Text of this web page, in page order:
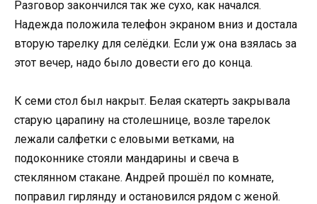
Разговор закончился так же сухо, как начался.
Надежда положила телефон экраном вниз и достала
вторую тарелку для селёдки. Если уж она взялась за
этот вечер, надо было довести его до конца.
К семи стол был накрыт. Белая скатерть закрывала
старую царапину на столешнице, возле тарелок
лежали салфетки с еловыми ветками, на
подоконнике стояли мандарины и свеча в
стеклянном стакане. Андрей прошёл по комнате,
поправил гирлянду и остановился рядом с женой.